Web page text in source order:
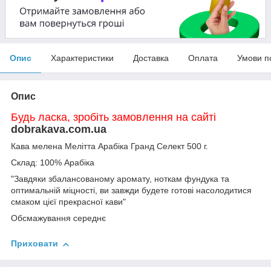
Опис Характеристики Доставка Оплата Умови
Опис
Будь ласка, зробіть замовлення на сайті
dobrakava.com.ua
Кава мелена Мелітта Арабіка Гранд Селект500 г.
Склад: 100% Арабіка
"Завдяки збалансованому аромату, ноткам фундука та
оптимальній міцності, ви завжди будете готові насолодитися
смаком цієї прекрасної кави"
Обсмажування середнє
Приховати